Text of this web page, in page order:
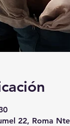
22, Roma